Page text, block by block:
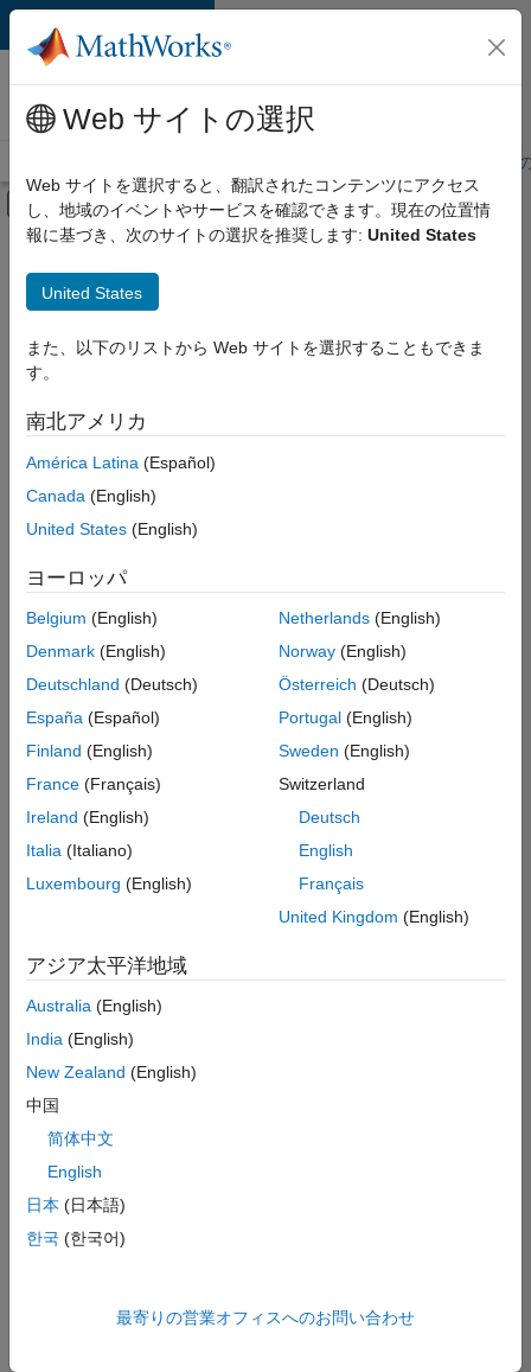
コンテンツへスキップ
MathWorks 採用
情報
学生・キャリア初期
オフキャンバス ナビゲーション メ
メインコンテンツ
絞り込み条件
インターンシップ
新しいキャリア プログラム (EDG)
アドバンスド サポート
グローバリゼーション
製品開発
品質エンジニアリング
リリース エンジニアリング
ソフトウェア プロセス エンジニアリング
ユーザー エクスペリエンス
現
こ
の
索
件
一
致
る
求
は
あ
り
ま
せ
ん。
範
囲
を
広
る
か、
す
て
の
求
Web サイトの選択
Web サイトを選択すると、翻訳されたコンテンツにアクセス
し、地域のイベントやサービスを確認できます。現在の位置情
報に基づき、次のサイトの選択を推奨します: United States
United States
また、以下のリストから Web サイトを選択することもできま
す。
南北アメリカ
América Latina (Español)
Canada (English)
United States (English)
ヨーロッパ
Belgium (English)
Denmark (English)
Deutschland (Deutsch)
España (Español)
Finland (English)
France (Français)
Ireland (English)
Italia (Italiano)
Luxembourg (English)
Netherlands(English)
Norway(English)
Österreich (Deutsch)
Portugal(English)
Sweden (English)
Switzerland
Deutsch
English
Français
United Kingdom (English)
アジア太平洋地域
Australia (English)
India (English)
New Zealand (English)
中国
简体中文
English
日本 (日本語)
한국 (한국어)
最寄りの営業オフィスへのお問い合わせ